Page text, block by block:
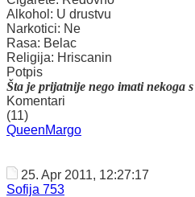
Alkohol: U drustvu
Narkotici: Ne
Rasa: Belac
Religija: Hriscanin
Potpis
Šta je prijatnije nego imati nekoga
Komentari
(11)
QueenMargo
25. Apr 2011, 12:27:17
Sofija 753